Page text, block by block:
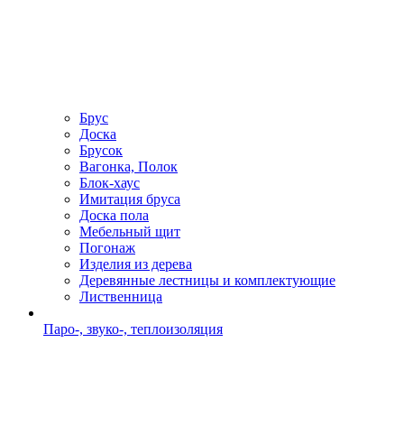
Брус
Доска
Брусок
Вагонка, Полок
Блок-хаус
Имитация бруса
Доска пола
Мебельный щит
Погонаж
Изделия из дерева
Деревянные лестницы и комплектующие
Лиственница
Паро-, звуко-, теплоизоляция